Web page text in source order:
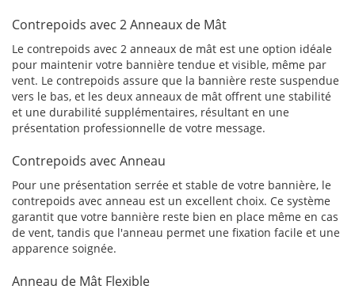
Contrepoids avec 2 Anneaux de Mât
Le contrepoids avec 2 anneaux de mât est une option idéale
pour maintenir votre bannière tendue et visible, même par
vent. Le contrepoids assure que la bannière reste suspendue
vers le bas, et les deux anneaux de mât offrent une stabilité
et une durabilité supplémentaires, résultant en une
présentation professionnelle de votre message.
Contrepoids avec Anneau
Pour une présentation serrée et stable de votre bannière, le
contrepoids avec anneau est un excellent choix. Ce système
garantit que votre bannière reste bien en place même en cas
de vent, tandis que l'anneau permet une fixation facile et une
apparence soignée.
Anneau de Mât Flexible